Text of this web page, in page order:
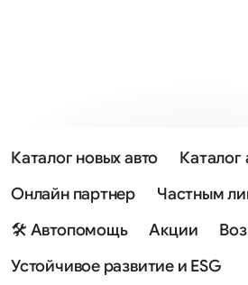
Каталог новых авто
Каталог
Онлайн партнер
Частным
🛠 Автопомощь
Акции
Устойчивое развитие и ESG